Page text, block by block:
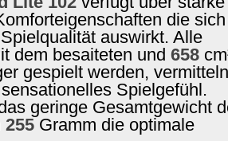
die sich
auswirkt. Alle
dem besaiteten und 658
gespielt werden, vermitteln
Spielgefühl.
geringe Gesamtgewicht
255 Gramm die optimale